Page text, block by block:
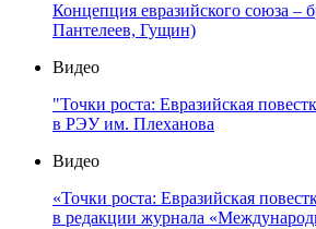
Концепция евразийского союза –
Пантелеев, Гущин)
Видео
"Точки роста: Евразийская
в РЭУ им. Плеханова
Видео
«Точки роста: Евразийская
в редакции журнала